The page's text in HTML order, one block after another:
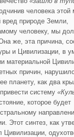
человека этой
вред природе Земли,
человеку, мы
же, эта причина,
и Цивилизации, в
материальной
причин,
планету, как два
систему
которое будет
Этот синтез, как
Цивилизации,